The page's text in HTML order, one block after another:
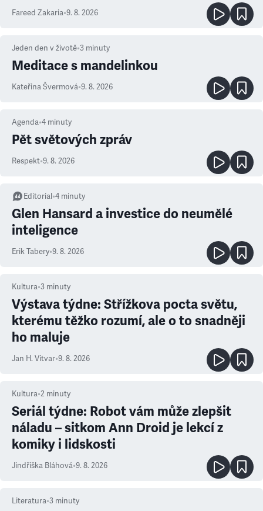
Fareed Zakaria•9. 8. 2026
Jeden den v životě•3 minuty
Meditace s mandelinkou
Kateřina Švermová•9. 8. 2026
Agenda•4 minuty
Pět světových zpráv
Respekt•9. 8. 2026
Editorial •4 minuty
Glen Hansard a investice do neumělé
inteligence
Erik Tabery•9. 8. 2026
Kultura•3 minuty
Výstava týdne: Střížkova pocta světu,
kterému těžko rozumí, ale o to snadněji
ho maluje
Jan H. Vitvar•9. 8. 2026
Kultura•2 minuty
Seriál týdne: Robot vám může zlepšit
náladu – sitkom Ann Droid je lekcí z
komiky i lidskosti
Jindřiška Bláhová•9. 8. 2026
Literatura•3 minuty